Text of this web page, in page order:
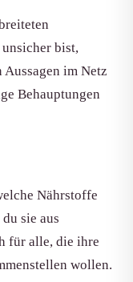
bist,
im Netz
Behauptungen
Nährstoffe
sie aus
für alle, die ihre
wollen.